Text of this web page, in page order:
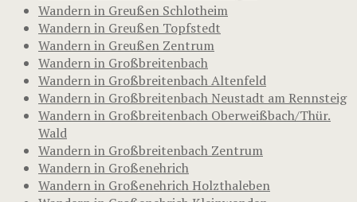
Wandern in Greußen Schlotheim
Wandern in Greußen Topfstedt
Wandern in Greußen Zentrum
Wandern in Großbreitenbach
Wandern in Großbreitenbach Altenfeld
Wandern in Großbreitenbach Neustadt am Rennsteig
Wandern in Großbreitenbach Oberweißbach/Thür.
Wald
Wandern in Großbreitenbach Zentrum
Wandern in Großenehrich
Wandern in Großenehrich Holzthaleben